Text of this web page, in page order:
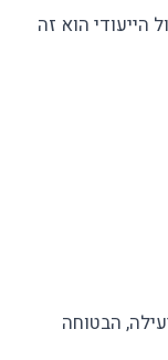
הייעודי הוא זה
הבטוחה